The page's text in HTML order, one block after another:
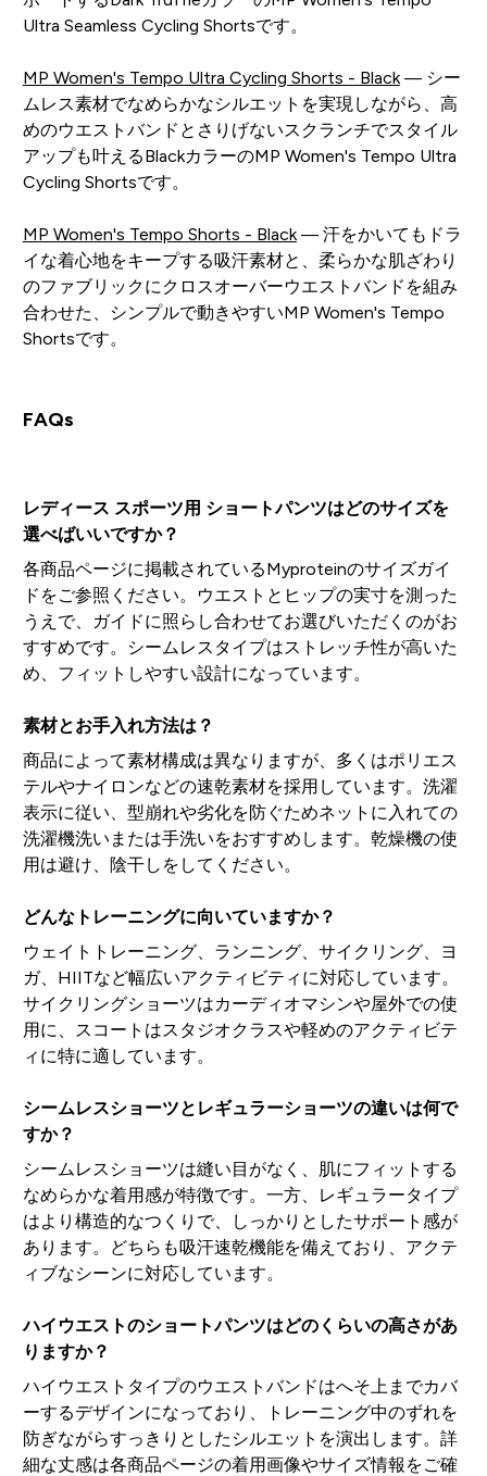
Ultra Seamless Cycling Shortsです。
MP Women's Tempo Ultra Cycling Shorts - Black— シー
ムレス素材でなめらかなシルエットを実現しながら、高
めのウエストバンドとさりげないスクランチでスタイル
アップも叶えるBlackカラーのMP Women's Tempo Ultra
Cycling Shortsです。
MP Women's Tempo Shorts - Black— 汗をかいてもドラ
イな着心地をキープする吸汗素材と、柔らかな肌ざわり
のファブリックにクロスオーバーウエストバンドを組み
合わせた、シンプルで動きやすいMP Women's Tempo
Shortsです。
FAQs
レディース スポーツ用 ショートパンツはどのサイズを
選べばいいですか？
各商品ページに掲載されているMyproteinのサイズガイ
ドをご参照ください。ウエストとヒップの実寸を測った
うえで、ガイドに照らし合わせてお選びいただくのがお
すすめです。シームレスタイプはストレッチ性が高いた
め、フィットしやすい設計になっています。
素材とお手入れ方法は？
商品によって素材構成は異なりますが、多くはポリエス
テルやナイロンなどの速乾素材を採用しています。洗濯
表示に従い、型崩れや劣化を防ぐためネットに入れての
洗濯機洗いまたは手洗いをおすすめします。乾燥機の使
用は避け、陰干しをしてください。
どんなトレーニングに向いていますか？
ウェイトトレーニング、ランニング、サイクリング、ヨ
ガ、HIITなど幅広いアクティビティに対応しています。
サイクリングショーツはカーディオマシンや屋外での使
用に、スコートはスタジオクラスや軽めのアクティビテ
ィに特に適しています。
シームレスショーツとレギュラーショーツの違いは何で
すか？
シームレスショーツは縫い目がなく、肌にフィットする
なめらかな着用感が特徴です。一方、レギュラータイプ
はより構造的なつくりで、しっかりとしたサポート感が
あります。どちらも吸汗速乾機能を備えており、アクテ
ィブなシーンに対応しています。
ハイウエストのショートパンツはどのくらいの高さがあ
りますか？
ハイウエストタイプのウエストバンドはへそ上までカバ
ーするデザインになっており、トレーニング中のずれを
防ぎながらすっきりとしたシルエットを演出します。詳
細な丈感は各商品ページの着用画像やサイズ情報をご確